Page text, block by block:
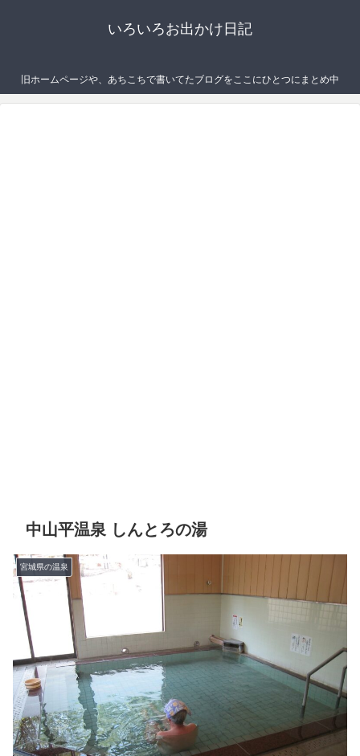
いろいろお出かけ日記
旧ホームページや、あちこちで書いてたブログをここにひとつにまとめ中
中山平温泉 しんとろの湯
宮城県の温泉